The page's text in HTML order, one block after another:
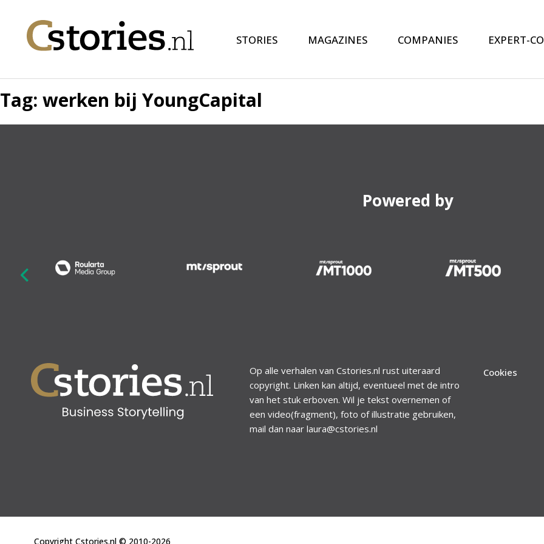
STORIES MAGAZINES COMPANIES EXPERT-
Tag: werken bij YoungCapital
Powered by
Op alle verhalen van Cstories.nl rust uiteraard
copyright. Linken kan altijd, eventueel met de intro
van het stuk erboven. Wil je tekst overnemen of
een video(fragment), foto of illustratie gebruiken,
mail dan naar laura@cstories.nl
Cookies
Copyright Cstories.nl © 2010-2026